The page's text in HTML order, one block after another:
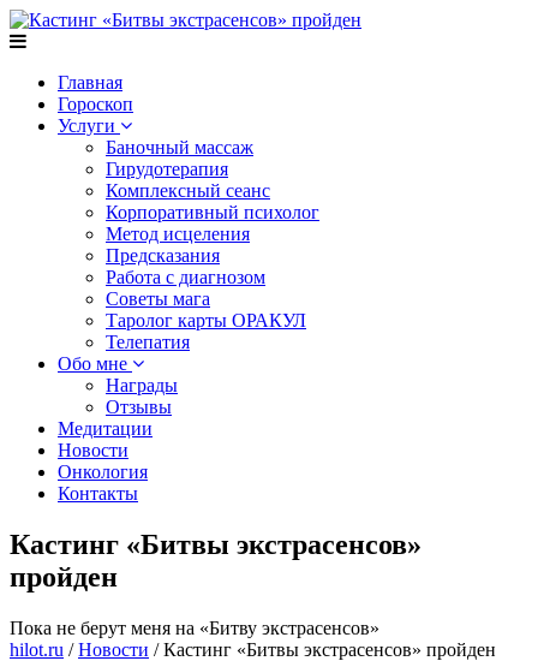
Главная
Гороскоп
Услуги
Баночный массаж
Гирудотерапия
Комплексный сеанс
Корпоративный психолог
Метод исцеления
Предсказания
Работа с диагнозом
Советы мага
Таролог карты ОРАКУЛ
Телепатия
Обо мне
Награды
Отзывы
Медитации
Новости
Онкология
Контакты
Кастинг «Битвы экстрасенсов»
пройден
Пока не берут меня на «Битву экстрасенсов»
hilot.ru /Новости /Кастинг «Битвы экстрасенсов» пройден